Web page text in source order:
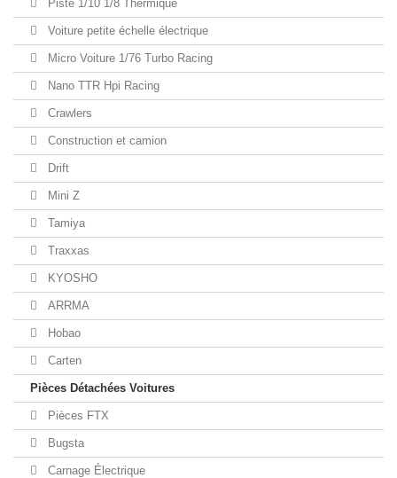
Piste 1/10 1/8 Thermique
Voiture petite échelle électrique
Micro Voiture 1/76 Turbo Racing
Nano TTR Hpi Racing
Crawlers
Construction et camion
Drift
Mini Z
Tamiya
Traxxas
KYOSHO
ARRMA
Hobao
Carten
Pièces Détachées Voitures
Pièces FTX
Bugsta
Carnage Électrique